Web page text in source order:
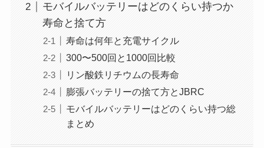
モバイルバッテリーはどのくらい持つか
寿命と捨て方
寿命は何年と充電サイクル
300〜500回と1000回比較
リン酸鉄リチウムの長寿命
膨張バッテリーの捨て方とJBRC
モバイルバッテリーはどのくらい持つ総
まとめ